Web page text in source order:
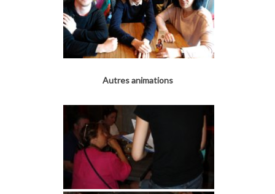
Autres animations